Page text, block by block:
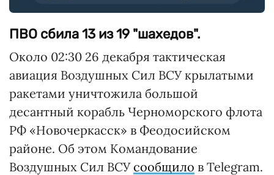
ПВО сбила 13 из 19 "шахедов".
Около 02:30 26 декабря тактическая
авиация Воздушных Сил ВСУ крылатыми
ракетами уничтожила большой
десантный корабль Черноморского флота
РФ «Новочеркасск» в Феодосийском
районе. Об этом Командование
Воздушных Сил ВСУсообщило в Telegram.